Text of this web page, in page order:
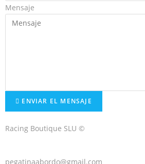
Mensaje
ENVIAR EL MENSAJE
Racing Boutique SLU ©
pegatinaabordo@gmail.com